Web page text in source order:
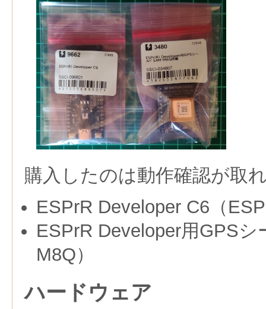
購入したのは動作確認が取
ESPrR Developer C6（
ESPrR Developer用GPSシ
M8Q）
ハードウェア